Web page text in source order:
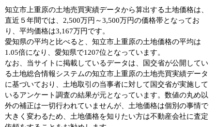
知立市上重原の土地売買実績データから算出する土地価格は、
直近５年間では、2,500万円～3,500万円の価格帯となってお
り、平均価格は3,167万円です。
愛知県の平均と比べると、知立市上重原の土地価格の平均は
1.05倍になり、愛知県で1207位となっています。
なお、当サイトに掲載しているデータは、国交省が公開してい
る土地総合情報システムの知立市上重原の土地売買実績データ
に基づいており、土地取引の当事者に対して国交省が実施して
いるアンケート調査の結果が元となっています。数値の丸め以
外の補正は一切行われていませんが、土地価格は個別の事情で
大きく変わるため、土地価格を知りたい方は不動産会社に査定